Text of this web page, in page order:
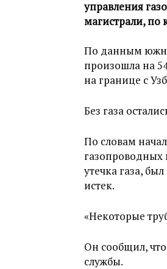
управления
магистрали, по
По данным
произошла на
на границе с
Без газа
По словам
утечка газа,
истек.
«Некоторые
Он сообщил,
службы.